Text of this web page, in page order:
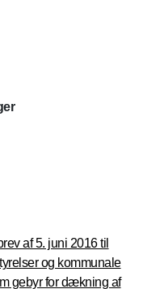
af 5. juni 2016 til
og kommunale
gebyr for dækning af